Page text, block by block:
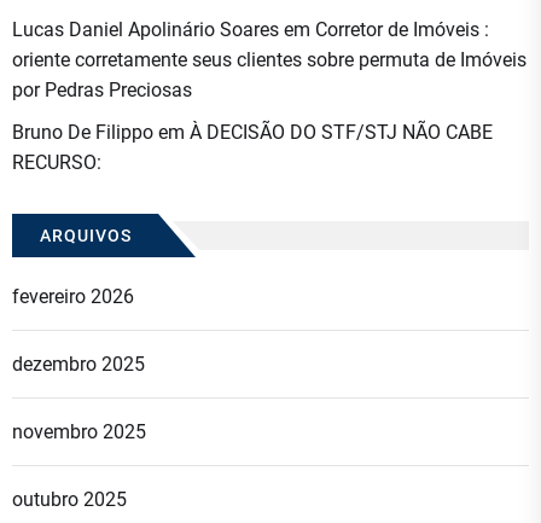
Lucas Daniel Apolinário Soares em Corretor de Imóveis :
oriente corretamente seus clientes sobre permuta de Imóveis
por Pedras Preciosas
Bruno De Filippo em À DECISÃO DO STF/STJ NÃO CABE
RECURSO:
ARQUIVOS
fevereiro 2026
dezembro 2025
novembro 2025
outubro 2025